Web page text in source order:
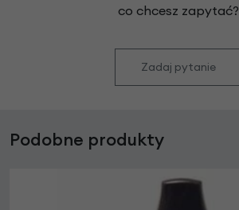
co chcesz zapytać?
Zadaj pytanie
Podobne produkty